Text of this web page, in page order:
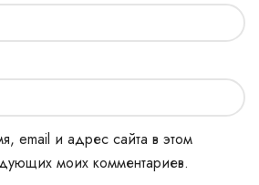
email и адрес сайта в этом
моих комментариев.